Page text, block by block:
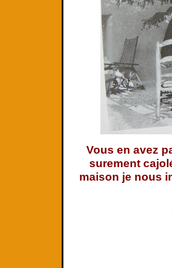
Vous en avez
surement
maison je nous